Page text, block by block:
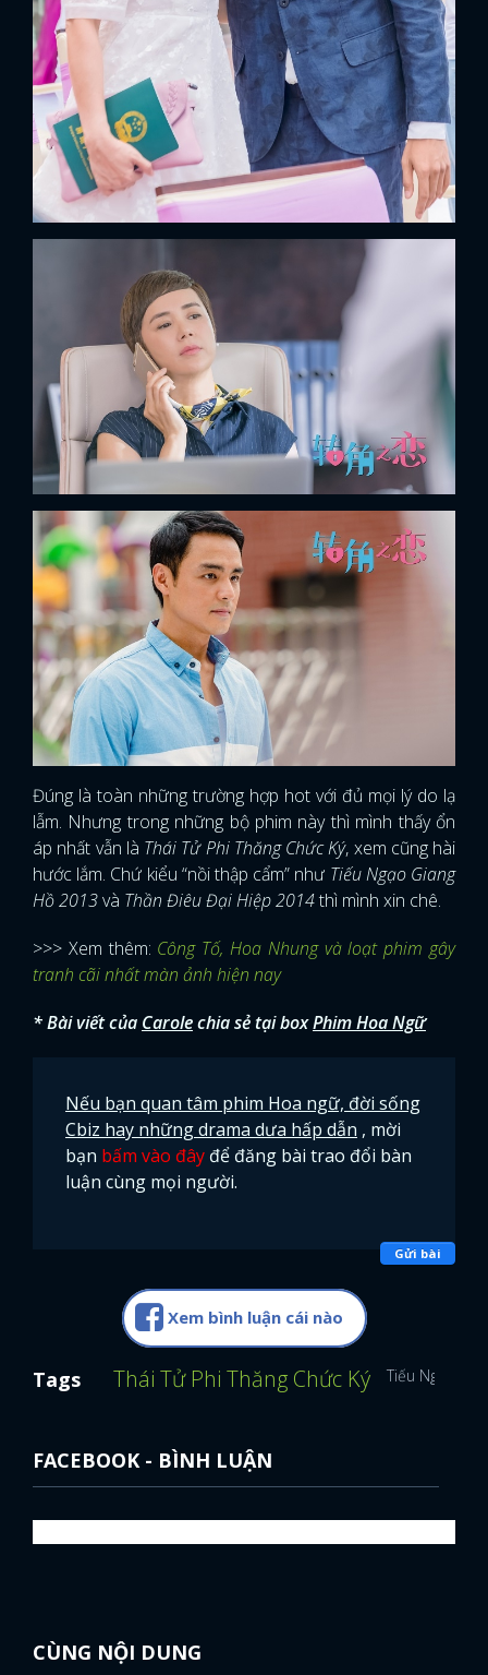
Đúng là toàn những trường hợp hot với đủ mọi lý do lạ
lẫm. Nhưng trong những bộ phim này thì mình thấy ổn
áp nhất vẫn là Thái Tử Phi Thăng Chức Ký, xem cũng hài
hước lắm. Chứ kiểu “nồi thập cẩm” như Tiếu Ngạo Giang
Hồ 2013và Thần Điêu Đại Hiệp 2014thì mình xin chê.
>>> Xem thêm: Công Tố, Hoa Nhung và loạt phim gây
tranh cãi nhất màn ảnh hiện nay
* Bài viết của Carolechia sẻ tại boxPhim Hoa Ngữ
Nếu bạn quan tâm phim Hoa ngữ, đời sống
Cbiz hay những drama dưa hấp dẫn , mời
bạn bấm vào đây để đăng bài trao đổi bàn
luận cùng mọi người.
Gửi bài
Xem bình luận cái nào
Tags Thái Tử Phi Thăng Chức Ký Tiếu Ngạo
FACEBOOK - BÌNH LUẬN
CÙNG NỘI DUNG